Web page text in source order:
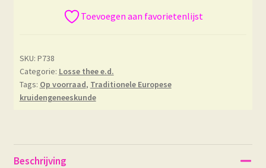
Toevoegen aan favorietenlijst
SKU: P738
Categorie: Losse thee e.d.
Tags: Op voorraad, Traditionele Europese
kruidengeneeskunde
Beschrijving